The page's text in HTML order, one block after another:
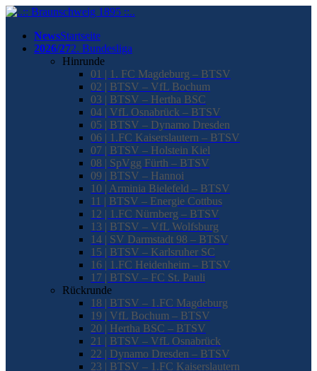
NewsStartseite
2026/272. Bundesliga
Hinrunde
01 | 1. FC Magdeburg – BTSV
02 | BTSV – VfL Bochum
03 | BTSV – Hertha BSC
04 | VfL Osnabrück – BTSV
05 | BTSV – Dynamo Dresden
06 | 1.FC Kaiserslautern – BTSV
07 | BTSV – Holstein Kiel
08 | SpVgg Fürth – BTSV
09 | BTSV – Hannoi
10 | Arminia Bielefeld – BTSV
11 | BTSV – Energie Cottbus
12 | 1.FC Nürnberg – BTSV
13 | BTSV – VfL Wolfsburg
14 | SV Darmstadt 98 – BTSV
15 | BTSV – Karlsruher SC
16 | 1.FC Heidenheim – BTSV
17 | BTSV – FC St. Pauli
Rückrunde
18 | BTSV – 1.FC Magdeburg
19 | VfL Bochum – BTSV
20 | Hertha BSC – BTSV
21 | BTSV – VfL Osnabrück
22 | Dynamo Dresden – BTSV
23 | BTSV – 1.FC Kaiserslautern